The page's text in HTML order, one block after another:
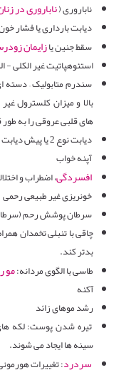
ناباروری (ناباروری در زنان : 12 علت، درمان و تشخیص
دیابت بارداری یا فشار
سقط جنین یازایمان
استئوهپاتیت غیر الکلی
سندرم متابولیک – دسته
بالا و میزان کلسترول
های قلبی عروقی را به
دیابت نوع 2 یا پیش دیابت
آپنه خواب
افسردگی، اضطراب و
خونریزی غیر طبیعی رحمی
سرطان پوشش رحم
چاقی با تنبلی تخمدان
بدتر کند.
طاسی با الگوی مردانه:مو
آکنه
رشد موهای زائد
تیره شدن پوست: لکه
سینه ها ایجاد می شوند.
سردرد: تغییرات